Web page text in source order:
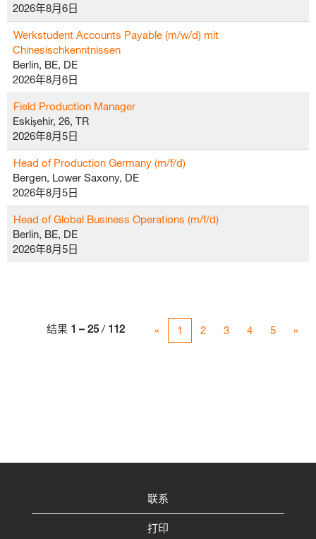
2026年8月6日
Werkstudent Accounts Payable (m/w/d) mit
Chinesischkenntnissen
Berlin, BE, DE
2026年8月6日
Field Production Manager
Eskişehir, 26, TR
2026年8月5日
Head of Production Germany (m/f/d)
Bergen, Lower Saxony, DE
2026年8月5日
Head of Global Business Operations (m/f/d)
Berlin, BE, DE
2026年8月5日
结果 1 – 25/ 112 « 1 2 3 4 5 »
联系
打印